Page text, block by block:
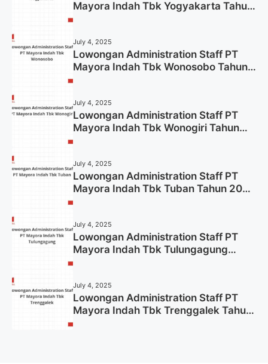
Mayora Indah Tbk Yogyakarta Tahun
July 4, 2025
Lowongan Administration Staff PT
Mayora Indah Tbk Wonosobo Tahun
July 4, 2025
Lowongan Administration Staff PT
Mayora Indah Tbk Wonogiri Tahun
July 4, 2025
Lowongan Administration Staff PT
Mayora Indah Tbk Tuban Tahun 2025
July 4, 2025
Lowongan Administration Staff PT
Mayora Indah Tbk Tulungagung
July 4, 2025
Lowongan Administration Staff PT
Mayora Indah Tbk Trenggalek Tahun